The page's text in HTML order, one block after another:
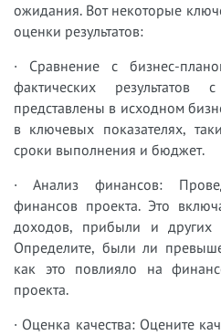
ожидания. Вот некоторые
оценки результатов:
· Сравнение с бизнес-
фактических
представлены в исходном
в ключевых показателях,
сроки выполнения и бюджет.
· Анализ финансов:
финансов проекта. Это
доходов, прибыли и других
Определите, были ли
как это повлияло на
проекта.
· Оценка качества: Оцените